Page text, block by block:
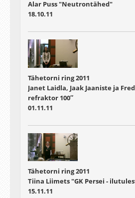
Alar Puss "Neutrontähed"
18.10.11
Tähetorni ring 2011
Janet Laidla, Jaak Jaaniste ja
refraktor 100″
01.11.11
Tähetorni ring 2011
Tiina Liimets "GK Persei -
15.11.11